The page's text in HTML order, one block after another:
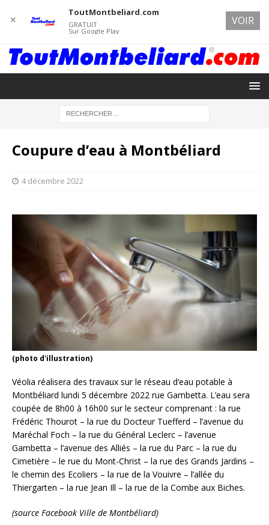
Coupure d’eau à Montbéliard
4 décembre 2022
(photo d'illustration)
Véolia réalisera des travaux sur le réseau d’eau potable à
Montbéliard lundi 5 décembre 2022 rue Gambetta. L’eau sera
coupée de 8h00 à 16h00 sur le secteur comprenant : la rue
Frédéric Thourot – la rue du Docteur Tuefferd – l’avenue du
Maréchal Foch – la rue du Général Leclerc – l’avenue
Gambetta – l’avenue des Alliés – la rue du Parc – la rue du
Cimetière – le rue du Mont-Christ – la rue des Grands Jardins –
le chemin des Ecoliers – la rue de la Vouivre – l’allée du
Thiergarten – la rue Jean Ill – la rue de la Combe aux Biches.
(source Facebook Ville de Montbéliard)
✕
ToutMontbeliard.com
GRATUIT
Sur Google Play
VOIR